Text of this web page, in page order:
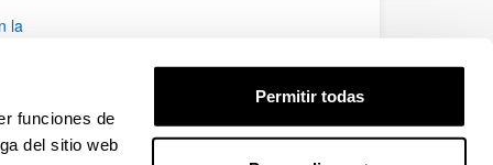
funciones de
del sitio web
Permitir todas
la